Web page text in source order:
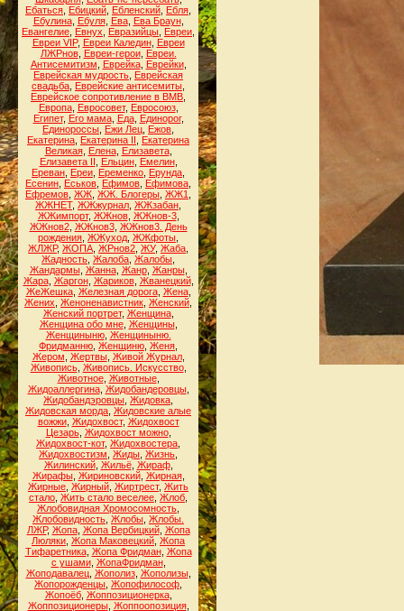
Ебаться Ебицкий Ебленский Ебля
Ебулина, Ебуля, Ева, Ева Браун,
Евангелие Евнух Евразийцы Евреи
Евреи VIP, Евреи Каледин, Евреи
ЛЖРнов, Евреи-герои, Евреи.
Антисемитизм
Еврейка, Еврейки,
Еврейская мудрость Еврейская
свадьба Еврейские антисемиты
Еврейское сопротивление в ВМВ
Европа, Евросовет, Евросоюз,
Египет, Его мама, Еда, Единорог,
Единороссы Ежи Лец Ежов
Екатерина Екатерина II
Екатерина
Великая, Елена, Елизавета,
Елизавета II
Ельцин, Емелин,
Ереван Ереи Еременко Ерунда
Есенин Еськов Ефимов Ефимова
Ефремов ЖЖ ЖЖ. Блогеры ЖЖ1
ЖЖНЕТ, ЖЖжурнал ЖЖзабан
ЖЖимпорт, ЖЖнов, ЖЖнов-3,
ЖЖнов2, ЖЖнов3, ЖЖнов3. День
рождения ЖЖуход ЖЖфоты
ЖЛЖР, ЖОПА ЖРнов2 ЖУ, Жаба
Жадность Жалоба Жалобы
Жандармы, Жанна, Жанр, Жанры,
Жара, Жаргон, Жариков, Жванецкий,
ЖеЖешка, Железная дорога, Жена,
Жених Женоненавистник Женский
Женский портрет, Женщина,
Женщина обо мне, Женщины,
Женщиныню, Женщиныню.
Фридманню Женщиню Женя
Жером Жертвы, Живой Журнал,
Живопись, Живопись. Искусство,
Животное, Животные,
Жидоаллергина, Жидобандеровцы,
Жидобандэровцы Жидовка
Жидовская морда Жидовские алые
вожжи, Жидохвост, Жидохвост
Цезарь, Жидохвост можно,
Жидохвост-кот, Жидохвостера
Жидохвостизм Жиды Жизнь
Жилинский, Жильё, Жираф,
Жирафы, Жириновский, Жирная,
Жирные Жирный Жиртрест, Жить
стало Жить стало веселее Жлоб
Жлобовидная Хромосомность
Жлобовидность Жлобы Жлобы.
ЛЖР, Жопа, Жопа Вербицкий, Жопа
Люляки Жопа Маковецкий Жопа
Тифаретника, Жопа Фридман, Жопа
с ушами, ЖопаФридман,
Жоподавалец, Жополиз, Жополизы,
Жопорожденцы Жопофилософ
Жопоёб, Жоппозиционерка,
Жоппозиционеры, Жоппоопозиция,